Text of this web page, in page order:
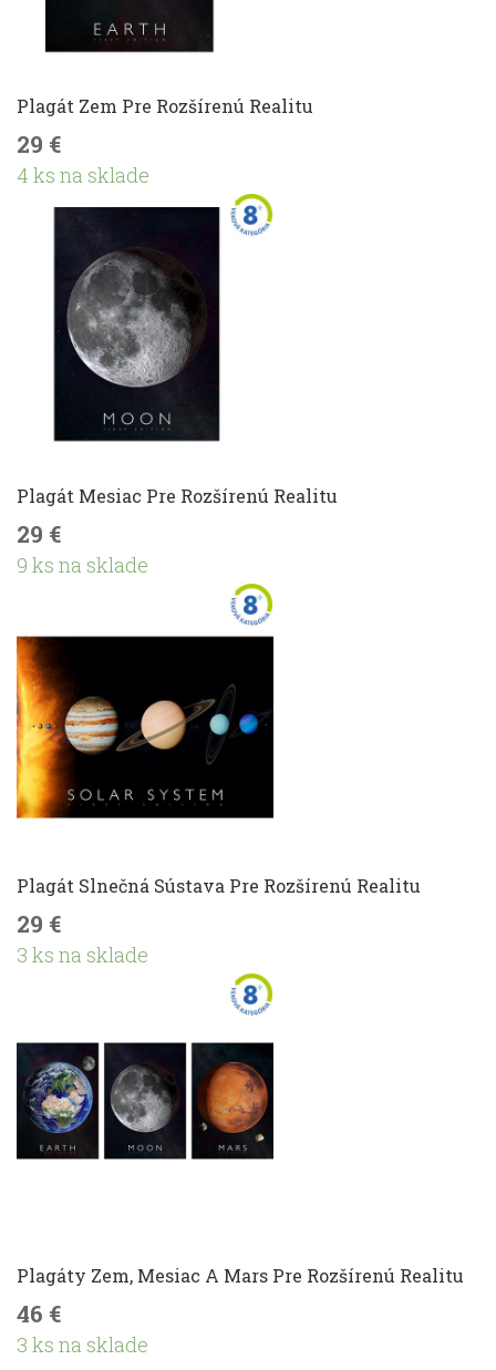
Plagát Zem Pre Rozšírenú Realitu
29 €
4 ks na sklade
Plagát Mesiac Pre Rozšírenú Realitu
29 €
9 ks na sklade
Plagát Slnečná Sústava Pre Rozšírenú Realitu
29 €
3 ks na sklade
Plagáty Zem, Mesiac A Mars Pre Rozšírenú Realitu
46 €
3 ks na sklade